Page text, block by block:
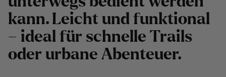
kann. Leicht und funktional
– ideal für schnelle Trails
oder urbane Abenteuer.